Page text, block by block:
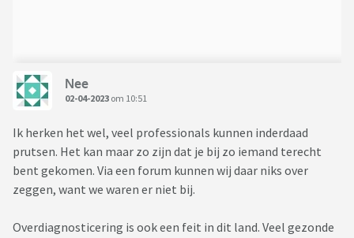
Nee
02-04-2023 om 10:51
Ik herken het wel, veel professionals kunnen inderdaad
prutsen. Het kan maar zo zijn dat je bij zo iemand terecht
bent gekomen. Via een forum kunnen wij daar niks over
zeggen, want we waren er niet bij.
Overdiagnosticering is ook een feit in dit land. Veel gezonde